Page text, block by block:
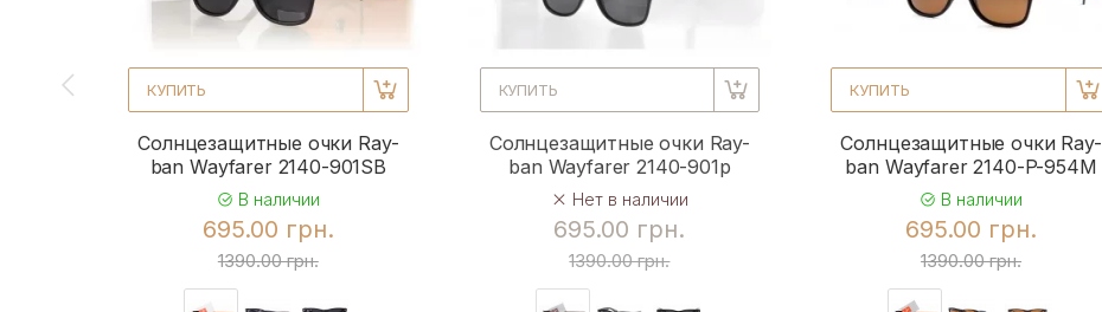
КУПИТЬ
Солнцезащитные очки Ray-
ban Wayfarer 2140-901SB
В наличии
695.00 грн.
1390.00 грн.
КУПИТЬ
Солнцезащитные очки Ray-
ban Wayfarer 2140-901p
Нет в наличии
695.00 грн.
1390.00 грн.
КУПИТЬ
Солнцезащитные очки Ray-
ban Wayfarer 2140-P-954M
В наличии
695.00 грн.
1390.00 грн.